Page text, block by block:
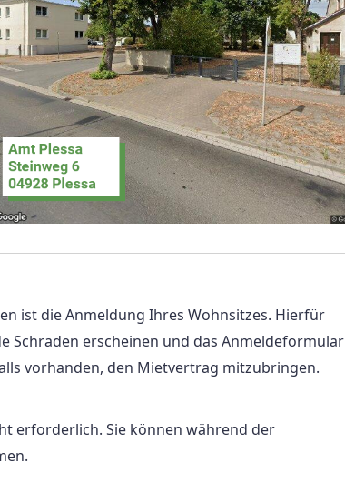
ist die Anmeldung Ihres Wohnsitzes. Hierfür
Schraden erscheinen und das Anmeldeformular
vorhanden, den Mietvertrag mitzubringen.
erforderlich. Sie können während der